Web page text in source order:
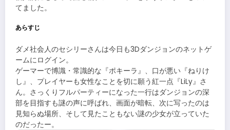
てました。
あらすじ
ダメ社会人のセシリーさんは今日も3Dダンジョンのネットゲ
ームにログイン。
ゲーマーで博識・常識的な『ポキーラ』、口が悪い『ねりけ
し』、プレイヤーも女性なことを切に願う紅一点『LiLy』さ
ん。さっくりフルパーティーになった一行はダンジョンの深
部を目指すも謎の声に呼ばれ、画面が暗転、次に写ったのは
見知らぬ場所、そして見たこともない謎の少女が立っていた
のだったー。